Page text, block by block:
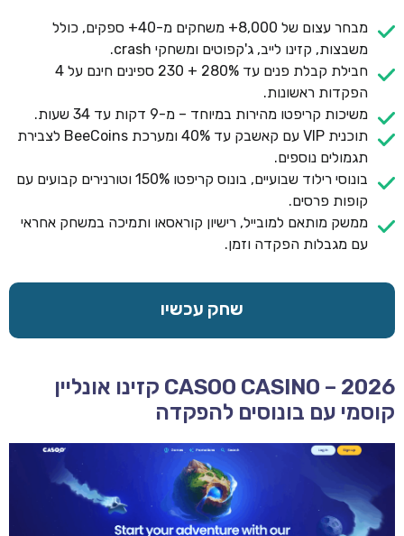
מבחר עצום של 8,000+ משחקים מ-40+ ספקים, כולל
משבצות, קזינו לייב, ג'קפוטים ומשחקי crash.
חבילת קבלת פנים עד 280% + 230 ספינים חינם על 4
הפקדות ראשונות.
משיכות קריפטו מהירות במיוחד – מ-9 דקות עד 34 שעות.
תוכנית VIP עם קאשבק עד 40% ומערכת BeeCoins לצבירת
תגמולים נוספים.
בונוסי רילוד שבועיים, בונוס קריפטו 150% וטורנירים קבועים עם
קופות פרסים.
ממשק מותאם למובייל, רישיון קוראסאו ותמיכה במשחק אחראי
עם מגבלות הפקדה וזמן.
שחק עכשיו
CASOO CASINO – 2026 קזינו אונליין
קוסמי עם בונוסים להפקדה